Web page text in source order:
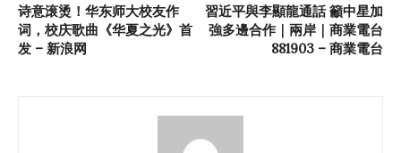
诗意滚烫！华东师大校友作
词，校庆歌曲《华夏之光》首
发 – 新浪网
習近平與李顯龍通話 籲中星加
強多邊合作｜兩岸｜商業電台
881903 – 商業電台